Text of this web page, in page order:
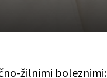
žilnimi boleznimi: